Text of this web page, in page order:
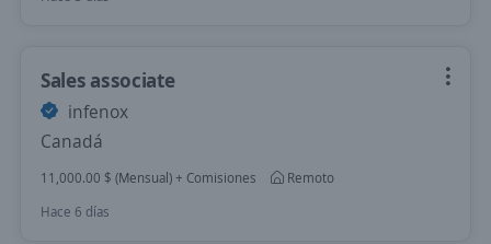
Sales associate
infenox
Canadá
11,000.00 $ (Mensual) + Comisiones
Remoto
Hace 6 días